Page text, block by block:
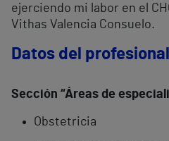
ejerciendo mi labor en el
Vithas Valencia Consuelo.
Datos del profesional
Sección “Áreas de
Obstetricia